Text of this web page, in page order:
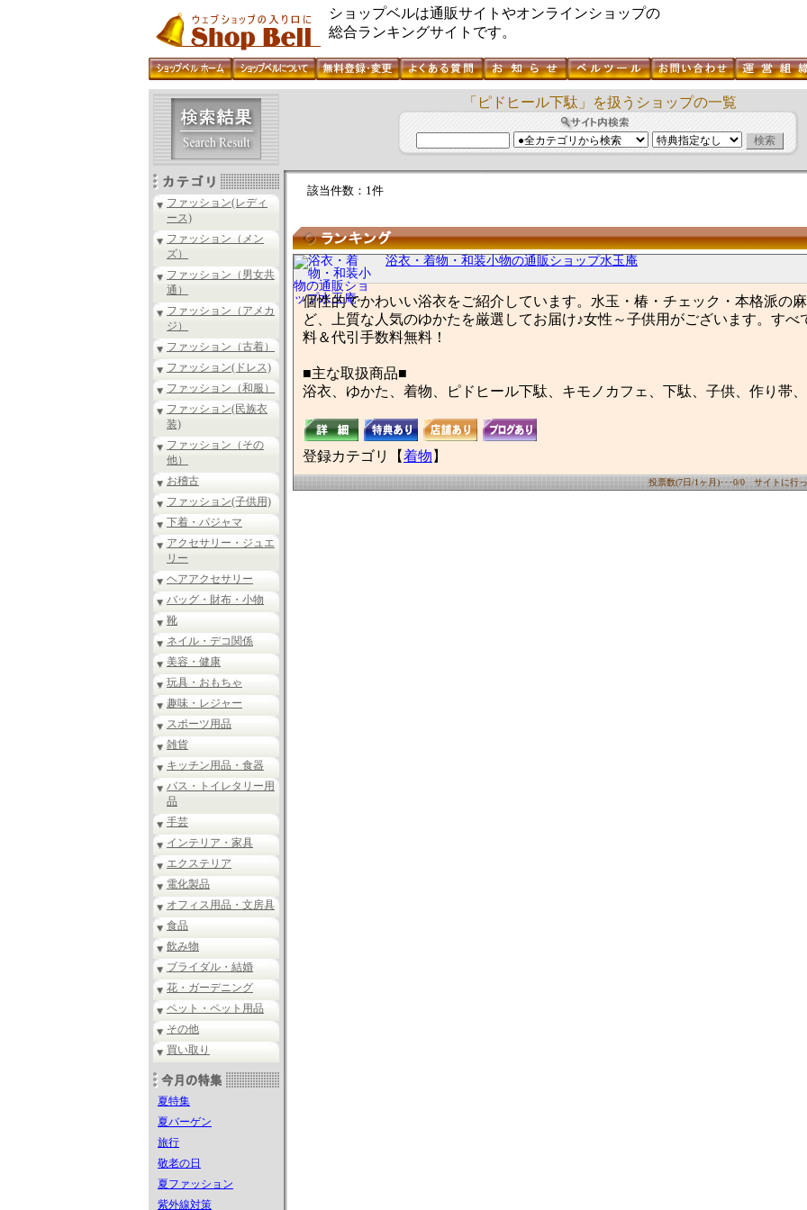
ショップベルは通販サイトやオンラインショップの
総合ランキングサイトです。
ファッション(レディ
ース)
ファッション（メン
ズ）
ファッション（男女共
通）
ファッション（アメカ
ジ）
ファッション（古着）
ファッション(ドレス)
ファッション（和服）
ファッション(民族衣
装)
ファッション（その
他）
お稽古
ファッション(子供用)
下着・パジャマ
アクセサリー・ジュエ
リー
ヘアアクセサリー
バッグ・財布・小物
靴
ネイル・デコ関係
美容・健康
玩具・おもちゃ
趣味・レジャー
スポーツ用品
雑貨
キッチン用品・食器
バス・トイレタリー用
品
手芸
インテリア・家具
エクステリア
電化製品
オフィス用品・文房具
食品
飲み物
ブライダル・結婚
花・ガーデニング
ペット・ペット用品
その他
買い取り
夏特集
夏バーゲン
旅行
敬老の日
夏ファッション
紫外線対策
「ピドヒール下駄」を扱うショップの一覧
該当件数：1件
浴衣・着物・和装小物の通販ショップ水玉庵
個性的でかわいい浴衣をご紹介しています。水玉・椿・チェック・本格派の
ど、上質な人気のゆかたを厳選してお届け♪女性～子供用がございます。すべ
料＆代引手数料無料！
■主な取扱商品■
浴衣、ゆかた、着物、ピドヒール下駄、キモノカフェ、下駄、子供、作り帯
登録カテゴリ【着物 】
投票数(7日/1ヶ月)･･･0/0 サイトに行